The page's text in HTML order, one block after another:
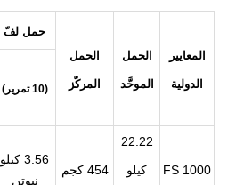
المعايير
الدولية
الحمل
الموحَّد
الحمل
المركّز
حمل لفّ
(10 تمرير)
FS 1000
22.22
كيلو
454 كجم
3.56 كيلو
نيوتن